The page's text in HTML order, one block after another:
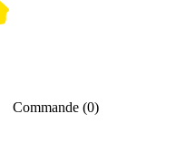
Commande (0)